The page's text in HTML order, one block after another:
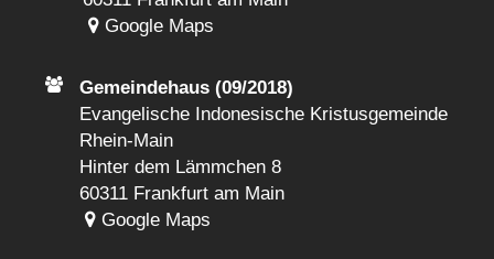
Google Maps
Gemeindehaus (09/2018)
Evangelische Indonesische Kristusgemeinde
Rhein-Main
Hinter dem Lämmchen 8
60311 Frankfurt am Main
Google Maps